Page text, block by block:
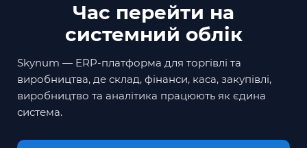
Час перейти на
системний облік
Skynum — ERP-платформа для торгівлі та
виробництва, де склад, фінанси, каса, закупівлі,
виробництво та аналітика працюють як єдина
система.